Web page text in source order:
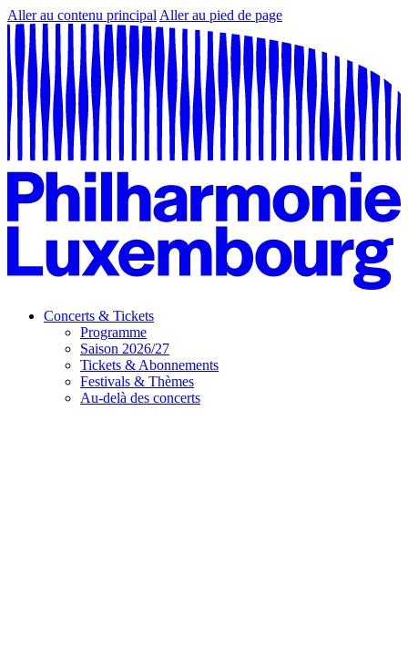
Aller au contenu principal Aller au pied de page
Concerts & Tickets
Programme
Saison 2026/27
Tickets & Abonnements
Festivals & Thèmes
Au-delà des concerts